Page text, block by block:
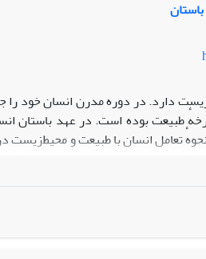
دارد. در دورهٔ مدرن انسان خود
طبیعت بوده است. در عهد باستان
تعامل انسان با طبیعت و محیط‌زیست
طبیعت است و حیات او به حیات محیط
یکی از اولین تمدن‌های
بوده است و سیاست‌های حکمرانی
بررسی دیدگاه زیست‌محور در
و حکمرانی با اندیشه‌های